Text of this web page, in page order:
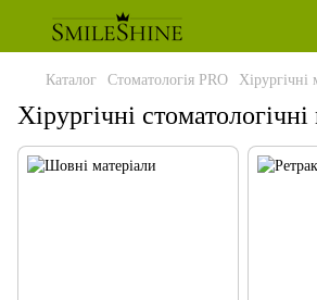
Каталог Стоматологія PRO Хірургічні
Хірургічні